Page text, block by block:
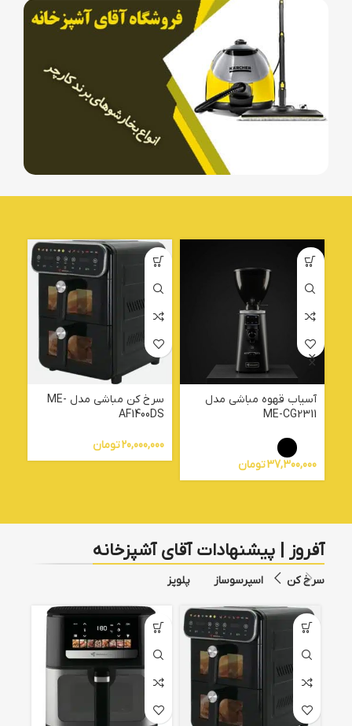
آسیاب قهوه مباشی مدل
ME-CG2311
37,300,000تومان
سرخ کن مباشی مدل ME-
AF1400DS
20,000,000تومان
آفروز | پیشنهادات آقای آشپزخانه
سرخ کن اسپرسوساز پلوپز